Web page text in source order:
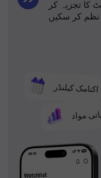
اکنامک کیلنڈر
مواد
کا تجزیہ کر
نظم کر سکیں